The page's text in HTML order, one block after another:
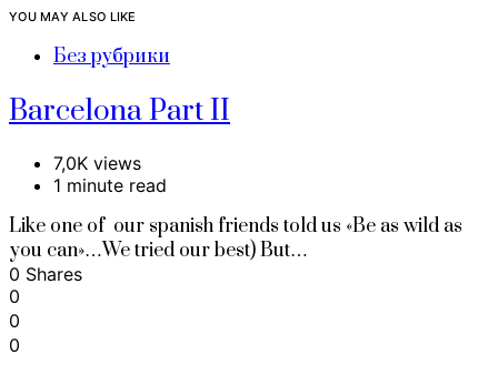
YOU MAY ALSO LIKE
Без рубрики
Barcelona Part II
7,0K views
1 minute read
Like one of our spanish friends told us «Be as wild as
you can»…We tried our best) But…
0 Shares
0
0
0